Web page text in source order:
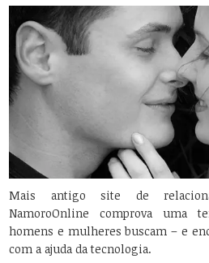
Mais antigo site de
NamoroOnline comprova uma
homens e mulheres buscam – e
com a ajuda da tecnologia.